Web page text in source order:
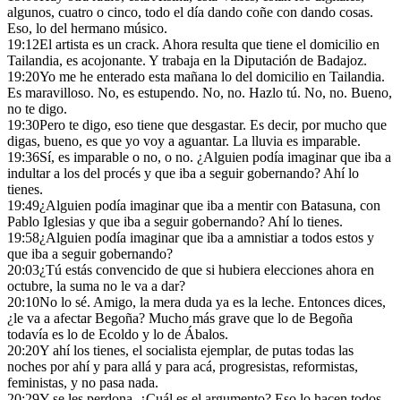
algunos, cuatro o cinco, todo el día dando coñe con dando cosas.
Eso, lo del hermano músico.
19:12El artista es un crack. Ahora resulta que tiene el domicilio en
Tailandia, es acojonante. Y trabaja en la Diputación de Badajoz.
19:20Yo me he enterado esta mañana lo del domicilio en Tailandia.
Es maravilloso. No, es estupendo. No, no. Hazlo tú. No, no. Bueno,
no te digo.
19:30Pero te digo, eso tiene que desgastar. Es decir, por mucho que
digas, bueno, es que yo voy a aguantar. La lluvia es imparable.
19:36Sí, es imparable o no, o no. ¿Alguien podía imaginar que iba a
indultar a los del procés y que iba a seguir gobernando? Ahí lo
tienes.
19:49¿Alguien podía imaginar que iba a mentir con Batasuna, con
Pablo Iglesias y que iba a seguir gobernando? Ahí lo tienes.
19:58¿Alguien podía imaginar que iba a amnistiar a todos estos y
que iba a seguir gobernando?
20:03¿Tú estás convencido de que si hubiera elecciones ahora en
octubre, la suma no le va a dar?
20:10No lo sé. Amigo, la mera duda ya es la leche. Entonces dices,
¿le va a afectar Begoña? Mucho más grave que lo de Begoña
todavía es lo de Ecoldo y lo de Ábalos.
20:20Y ahí los tienes, el socialista ejemplar, de putas todas las
noches por ahí y para allá y para acá, progresistas, reformistas,
feministas, y no pasa nada.